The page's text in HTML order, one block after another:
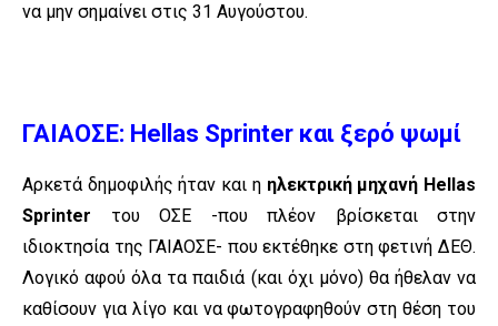
να μην σημαίνει στις 31 Αυγούστου.
ΓΑΙΑΟΣΕ: Hellas Sprinter και ξερό ψωμί
Αρκετά δημοφιλής ήταν και η ηλεκτρική μηχανή Hellas
Sprinter του ΟΣΕ -που πλέον βρίσκεται στην
ιδιοκτησία της ΓΑΙΑΟΣΕ- που εκτέθηκε στη φετινή ΔΕΘ.
Λογικό αφού όλα τα παιδιά (και όχι μόνο) θα ήθελαν να
καθίσουν για λίγο και να φωτογραφηθούν στη θέση του